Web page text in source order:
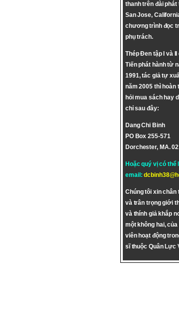
thanh trên đài
San Jose,
chương trình đọc
phụ trách.
Thép Đen tập I và
Tiến phát hành từ
1991, tác giả tự
năm 2005 thì hoàn
hỏi mua sách hay
chỉ sau đây:
Dang Chi Binh
PO Box 255-571
Dorchester, MA.
Hoặc quý vị có
email:
Chúng tôi xin chân
và trân trọng giới
và thính giả khắp
một không hai,
viên hoạt động
sĩ thuộc Quân Lực